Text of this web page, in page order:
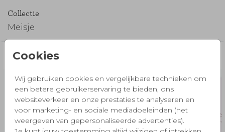
Cookies
Wij gebruiken cookies en vergelijkbare technieken om
een betere gebruikerservaring te bieden, ons
websiteverkeer en onze prestaties te analyseren en
voor marketing- en sociale mediadoeleinden (het
weergeven van gepersonaliseerde advertenties).
Collectie
Meisje
Misschien vind je dit ook mooi 🧡